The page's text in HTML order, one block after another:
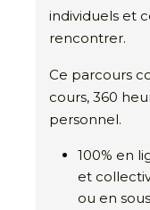
individuels et
rencontrer.
Ce parcours
cours, 360
personnel.
100% en
et
ou en